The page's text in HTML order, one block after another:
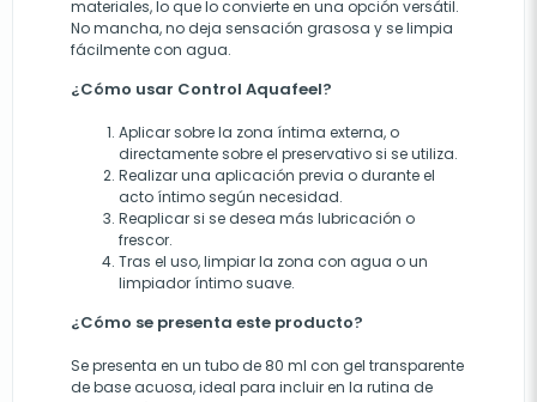
materiales, lo que lo convierte en una opción versátil.
No mancha, no deja sensación grasosa y se limpia
fácilmente con agua.
¿Cómo usar Control Aquafeel?
Aplicar sobre la zona íntima externa, o
directamente sobre el preservativo si se utiliza.
Realizar una aplicación previa o durante el
acto íntimo según necesidad.
Reaplicar si se desea más lubricación o
frescor.
Tras el uso, limpiar la zona con agua o un
limpiador íntimo suave.
¿Cómo se presenta este producto?
Se presenta en un tubo de 80 ml con gel transparente
de base acuosa, ideal para incluir en la rutina de